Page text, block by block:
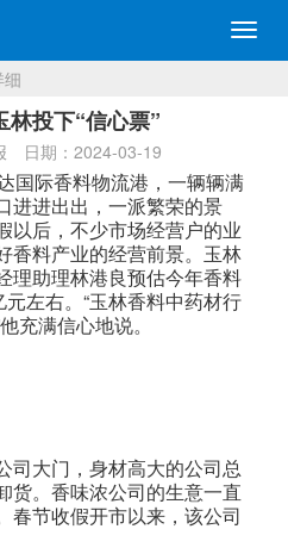
切
换
细
林投下“信心票”
日期：2024-03-19
国际香料物流港，一辆辆满
进进出出，一派繁荣的景
以后，不少市场经营户的业
香料产业的经营前景。玉林
理助理林港良预估今年香料
左右。“玉林香料中药材行
充满信心地说。
司大门，身材高大的公司总
货。香味浓公司的生意一直
春节收假开市以来，该公司